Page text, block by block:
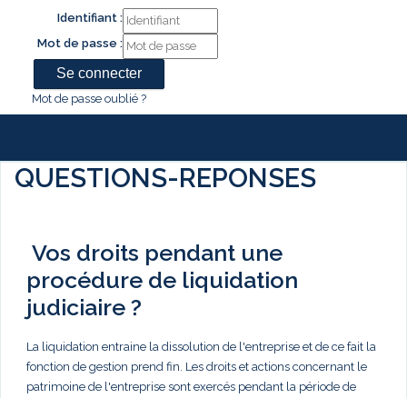
Identifiant :
Mot de passe :
Mot de passe oublié ?
QUESTIONS-REPONSES
Vos droits pendant une
procédure de liquidation
judiciaire ?
La liquidation entraine la dissolution de l'entreprise et de ce fait la
fonction de gestion prend fin. Les droits et actions concernant le
patrimoine de l'entreprise sont exercés pendant la période de